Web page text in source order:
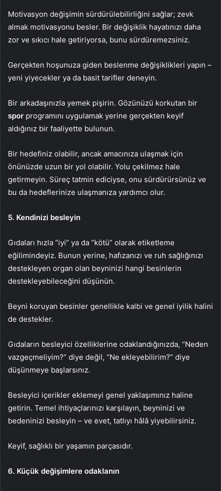
Motivasyon değişimin sürdürülebilirliğini sağlar; zevk
almak motivasyonu besler. Bir değişiklik hayatınızı daha
zor ve sıkıcı hale getiriyorsa, bunu sürdüremezsiniz.
Gerçekten hoşunuza giden beslenme değişiklikleri yapın –
yeni yiyecekler ya da basit tarifler deneyin.
Bir arkadaşınızla yemek pişirin. Gözünüzü korkutan bir
spor programını uygulamak yerine gerçekten keyif
aldığınız bir faaliyette bulunun.
Bir hedefiniz olabilir, ancak amacınıza ulaşmak için
önünüzde uzun bir yol olabilir. Yolu çekilmez hale
getirmeyin. Süreç tatmin ediciyse, onu sürdürürsünüz ve
bu da hedeflerinize ulaşmanıza yardımcı olur.
5. Kendinizi besleyin
Gıdaları hızla “iyi” ya da “kötü” olarak etiketleme
eğilimindeyiz. Bunun yerine, hafızanızı ve ruh sağlığınızı
destekleyen organ olan beyninizi hangi besinlerin
destekleyebileceğini düşünün.
Beyni koruyan besinler genellikle kalbi ve genel iyilik halini
de destekler.
Gıdaların besleyici özelliklerine odaklandığınızda, “Neden
vazgeçmeliyim?” diye değil, “Ne ekleyebilirim?” diye
düşünmeye başlarsınız.
Besleyici içerikler eklemeyi genel yaklaşımınız haline
getirin. Temel ihtiyaçlarınızı karşılayın, beyninizi ve
bedeninizi besleyin – ve evet, tatlıyı hâlâ yiyebilirsiniz.
Keyif, sağlıklı bir yaşamın parçasıdır.
6. Küçük değişimlere odaklanın